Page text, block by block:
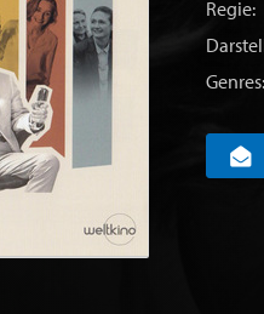
Regie:
Genres: